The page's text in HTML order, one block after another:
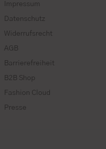
Impressum
Datenschutz
Widerrufsrecht
AGB
Barrierefreiheit
B2B Shop
Fashion Cloud
Presse